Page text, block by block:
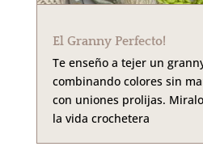
El Granny Perfecto!
Te enseño a tejer un
combinando colores sin
con uniones prolijas.
la vida crochetera